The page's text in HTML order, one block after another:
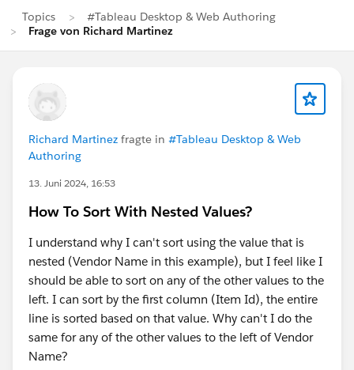
Topics
#Tableau Desktop & Web Authoring
Frage von Richard Martinez
Richard Martinez fragte in #Tableau Desktop & Web
Authoring
13. Juni 2024, 16:53
How To Sort With Nested Values?
I understand why I can't sort using the value that is
nested (Vendor Name in this example), but I feel like I
should be able to sort on any of the other values to the
left. I can sort by the first column (Item Id), the entire
line is sorted based on that value. Why can't I do the
same for any of the other values to the left of Vendor
Name?